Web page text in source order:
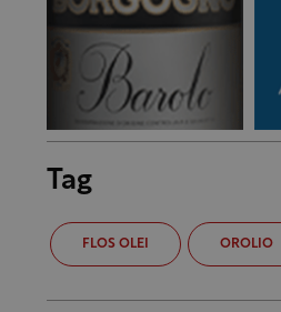
Tag
FLOS OLEI OROLIO